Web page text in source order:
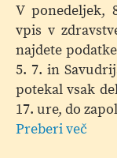
V ponedeljek,
vpis v
najdete
5. 7. in
potekal vsak
17. ure, do
Preberi več